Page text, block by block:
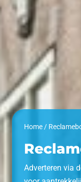
Home/
Adverteren via